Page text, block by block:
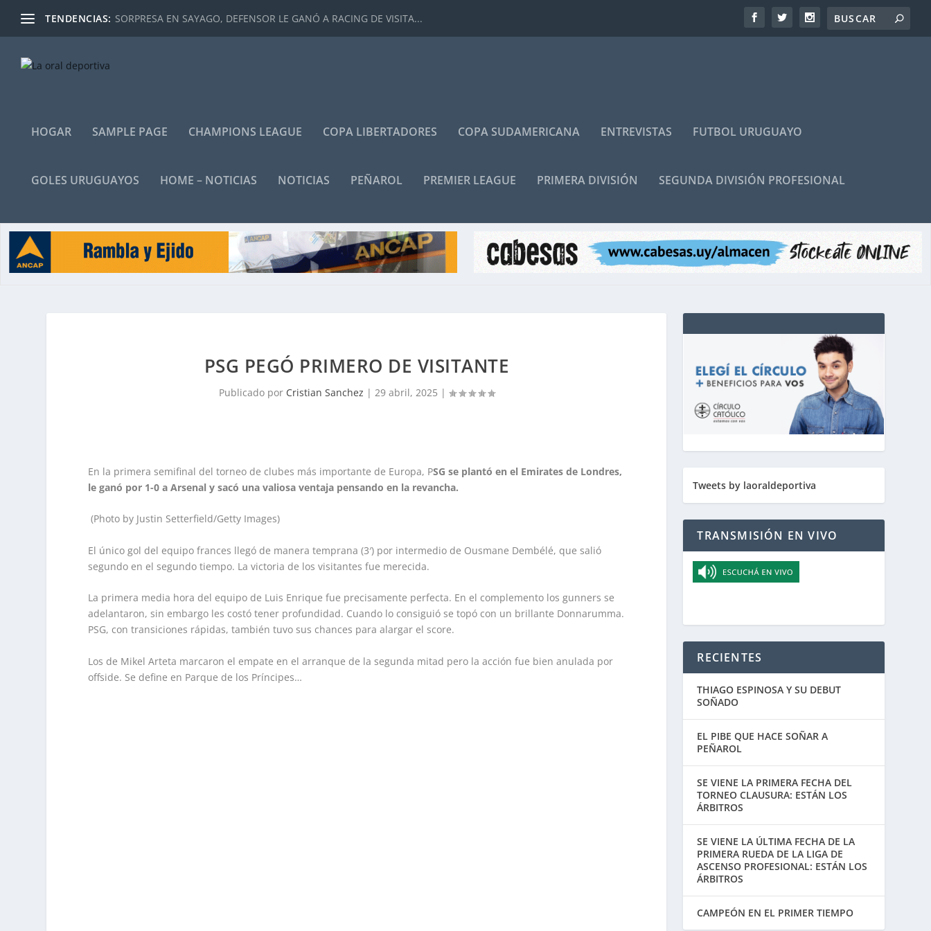
TENDENCIAS: SORPRESA EN SAYAGO, DEFENSOR LE GANÓ A RACING DE VISITA...
HOGAR SAMPLE PAGE CHAMPIONS LEAGUE COPA LIBERTADORES COPA SUDAMERICANA ENTREVISTAS FUTBOL URUGUAYO
GOLES URUGUAYOS HOME – NOTICIAS NOTICIAS PEÑAROL PREMIER LEAGUE PRIMERA DIVISIÓN SEGUNDA DIVISIÓN PROFESIONAL
PSG PEGÓ PRIMERO DE VISITANTE
Publicado por Cristian Sanchez | 29 abril, 2025 |
En la primera semifinal del torneo de clubes más importante de Europa, PSG se plantó en el Emirates de Londres,
le ganó por 1-0 a Arsenal y sacó una valiosa ventaja pensando en la revancha.
(Photo by Justin Setterfield/Getty Images)
El único gol del equipo frances llegó de manera temprana (3′) por intermedio de Ousmane Dembélé, que salió
segundo en el segundo tiempo. La victoria de los visitantes fue merecida.
La primera media hora del equipo de Luis Enrique fue precisamente perfecta. En el complemento los gunners se
adelantaron, sin embargo les costó tener profundidad. Cuando lo consiguió se topó con un brillante Donnarumma.
PSG, con transiciones rápidas, también tuvo sus chances para alargar el score.
Los de Mikel Arteta marcaron el empate en el arranque de la segunda mitad pero la acción fue bien anulada por
offside. Se define en Parque de los Príncipes…
Tweets by laoraldeportiva
TRANSMISIÓN EN VIVO
RECIENTES
THIAGO ESPINOSA Y SU DEBUT
SOÑADO
EL PIBE QUE HACE SOÑAR A
PEÑAROL
SE VIENE LA PRIMERA FECHA DEL
TORNEO CLAUSURA: ESTÁN LOS
ÁRBITROS
SE VIENE LA ÚLTIMA FECHA DE LA
PRIMERA RUEDA DE LA LIGA DE
ASCENSO PROFESIONAL: ESTÁN LOS
ÁRBITROS
CAMPEÓN EN EL PRIMER TIEMPO